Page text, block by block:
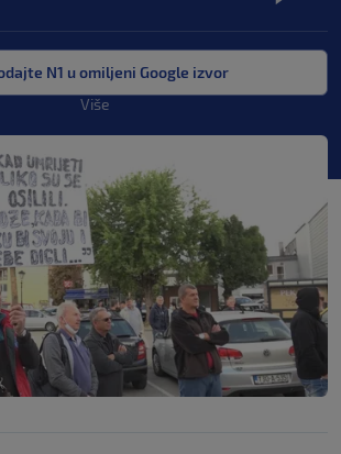
N1 u omiljeni Google izvor
Više